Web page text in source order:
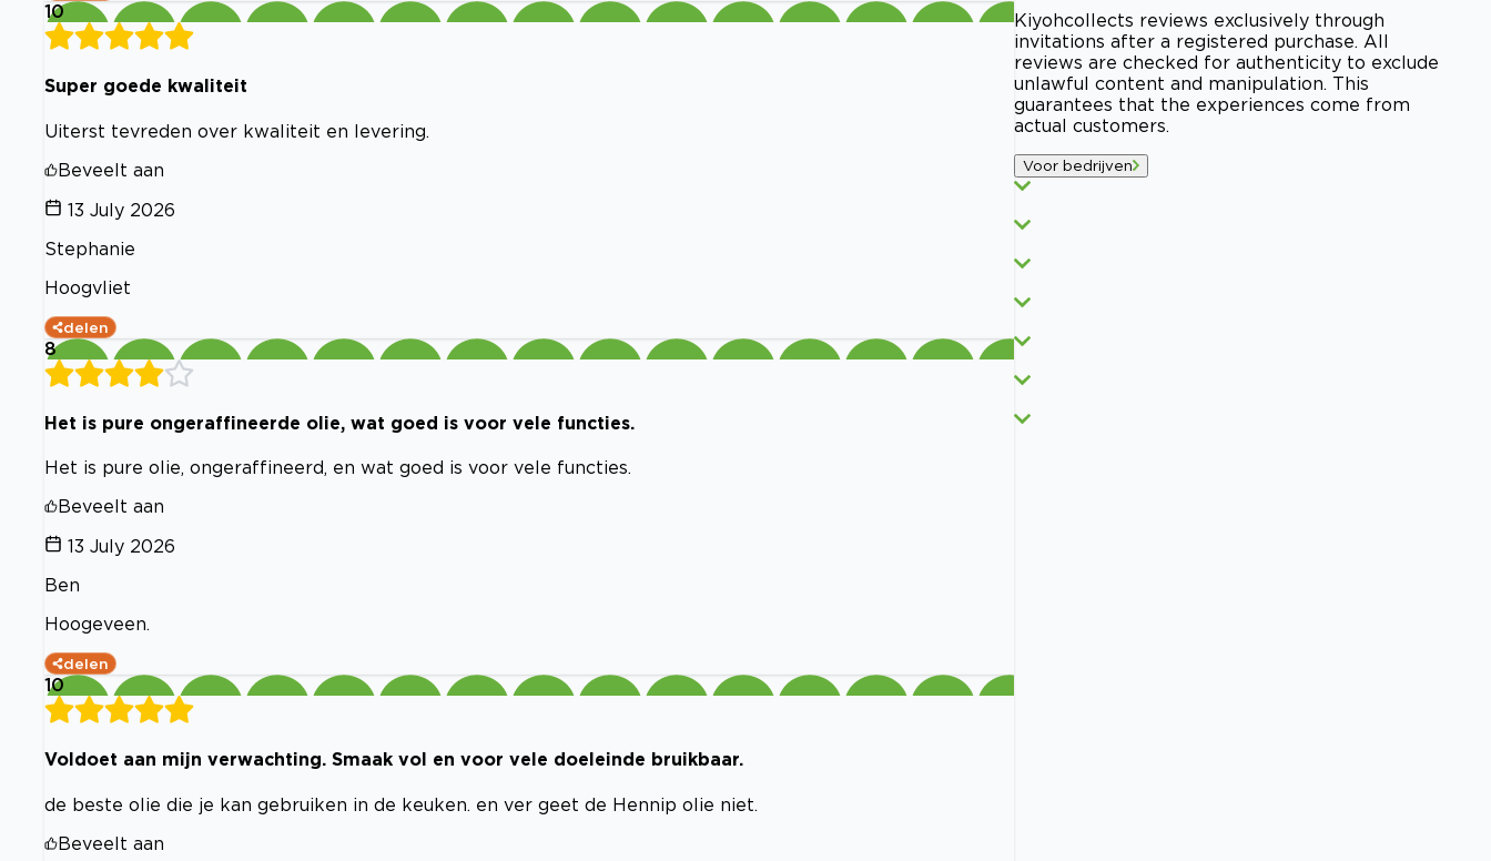
10
Super goede kwaliteit
Uiterst tevreden over kwaliteit en levering.
Beveelt aan
13 July 2026
Stephanie
Hoogvliet
delen
8
Het is pure ongeraffineerde olie, wat goed is voor vele functies.
Het is pure olie, ongeraffineerd, en wat goed is voor vele functies.
Beveelt aan
13 July 2026
Ben
Hoogeveen.
delen
10
Voldoet aan mijn verwachting. Smaak vol en voor vele doeleinde bruikbaar.
de beste olie die je kan gebruiken in de keuken. en ver geet de Hennip olie niet.
Beveelt aan
Kiyohcollects reviews exclusively through
invitations after a registered purchase. All
reviews are checked for authenticity to exclude
unlawful content and manipulation. This
guarantees that the experiences come from
actual customers.
Voor bedrijven